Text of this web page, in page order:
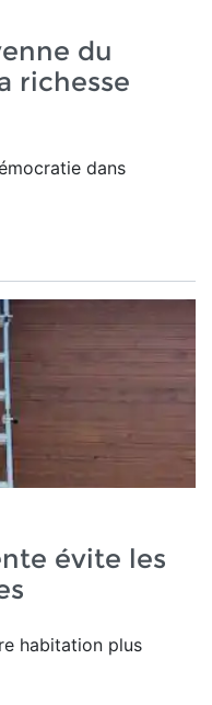
du
richesse
dans
évite les
habitation plus